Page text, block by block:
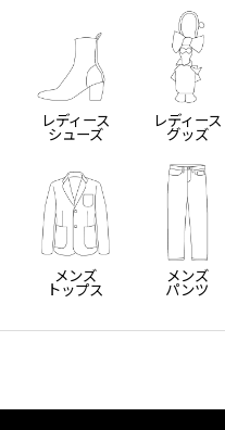
レディース
シューズ
レディース
グッズ
メンズ
トップス
メンズ
パンツ